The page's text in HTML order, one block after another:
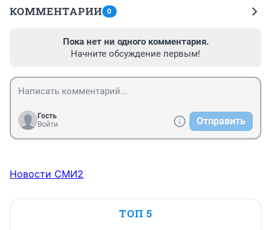
КОММЕНТАРИИ 0
Пока нет ни одного комментария.
Начните обсуждение первым!
Гость
Войти
Отправить
Новости СМИ2
ТОП 5